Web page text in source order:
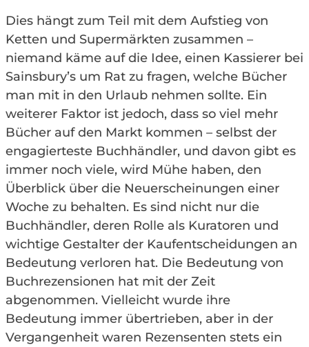
Dies hängt zum Teil mit dem Aufstieg von
Ketten und Supermärkten zusammen –
niemand käme auf die Idee, einen Kassierer bei
Sainsbury’s um Rat zu fragen, welche Bücher
man mit in den Urlaub nehmen sollte. Ein
weiterer Faktor ist jedoch, dass so viel mehr
Bücher auf den Markt kommen – selbst der
engagierteste Buchhändler, und davon gibt es
immer noch viele, wird Mühe haben, den
Überblick über die Neuerscheinungen einer
Woche zu behalten. Es sind nicht nur die
Buchhändler, deren Rolle als Kuratoren und
wichtige Gestalter der Kaufentscheidungen an
Bedeutung verloren hat. Die Bedeutung von
Buchrezensionen hat mit der Zeit
abgenommen. Vielleicht wurde ihre
Bedeutung immer übertrieben, aber in der
Vergangenheit waren Rezensenten stets ein